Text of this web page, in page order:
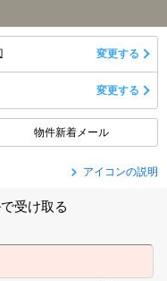
変更する
変更する
物件新着メール
アイコンの説明
受け取る